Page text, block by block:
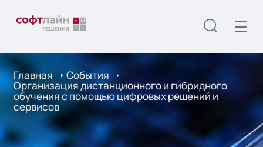
Главная События
Организация дистанционного и гибридного
обучения с помощью цифровых решений и
сервисов